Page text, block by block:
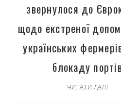
звернулося до
щодо екстреної
українських
блокаду
ЧИТАТИ ДАЛІ